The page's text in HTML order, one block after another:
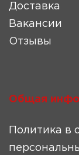
Доставка
Вакансии
Отзывы
Общая
Политика в